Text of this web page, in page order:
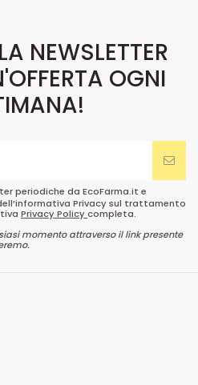
NEWSLETTER
OGNI
periodiche da EcoFarma.it e
Privacy sul trattamento
Privacy Policycompleta.
momento attraverso il link presente